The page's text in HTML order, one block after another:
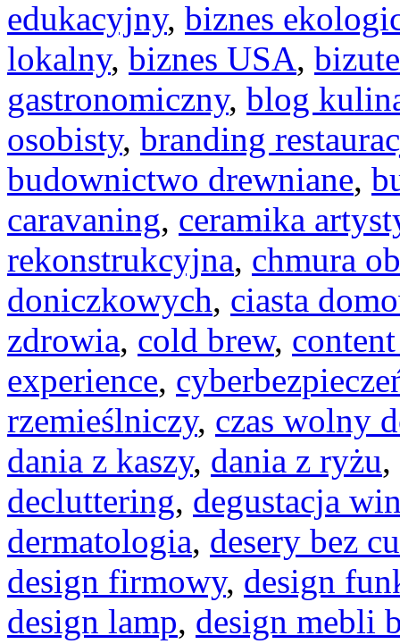
edukacyjny, biznes
lokalny, biznes USA,
gastronomiczny, blog
osobisty, branding
budownictwo drewniane,
caravaning, ceramika
rekonstrukcyjna, chmura
doniczkowych, ciasta
zdrowia, cold brew,
experience,
rzemieślniczy, czas wolny
dania z kaszy, dania z ryżu,
decluttering, degustacja
dermatologia, desery bez
design firmowy, design
design lamp, design mebli